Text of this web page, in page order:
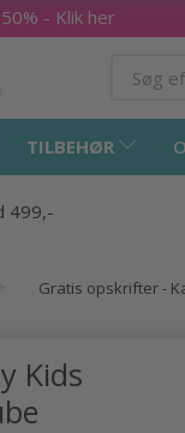
- Klik her
TILBEHØR
499,-
Gratis opskrifter -
Kids